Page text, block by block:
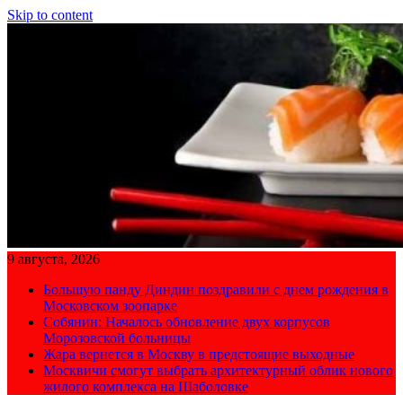
Skip to content
9 августа, 2026
Большую панду Диндин поздравили с днем рождения в
Московском зоопарке
Собянин: Началось обновление двух корпусов
Морозовской больницы
Жара вернется в Москву в предстоящие выходные
Москвичи смогут выбрать архитектурный облик нового
жилого комплекса на Шаболовке